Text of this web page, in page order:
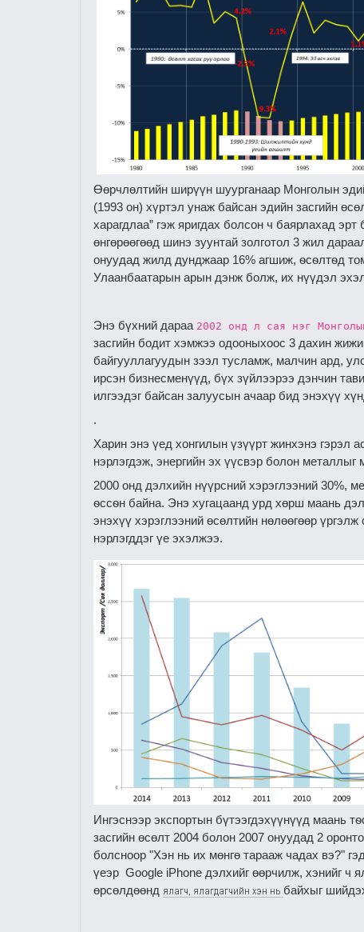
Өөрчлөлтийн ширүүн шуурганаар Монголын
(1993 он) хүртэл унаж байсан эдийн засгийн
харагдлаа” гэж яригдах болсон ч баярлахад
өнгөрөөгөөд шинэ зуунтай золготол 3 жил
онуудад жилд дунджаар 16% агшиж, ѳсѳлтѳд
Улаанбаатарын арын дэнж болж, их нүүдэл
Энэ бүхний дараа 2002 онд л сая нэг
засгийн бодит хэмжээ одооныхоос 3 дахин
байгууллагуудын зээл тусламж, малчин ард,
ирсэн бизнесменүүд, бүх зүйлээрээ дэнчин
илгээдэг байсан залуусын ачаар бид энэхүү
.
Харин энэ үед хонгилын үзүүрт жинхэнэ гэрэл
нэрлэгдэж, энергийн эх үүсвэр болон
2000 онд дэлхийн нүүрсний хэрэглээний 30%,
ѳссѳн байна. Энэ хугацаанд урд хөрш маань
энэхүү хэрэглээний өсөлтийн нөлөөгөөр
нэрлэгддэг үе эхэлжээ.
Ингэснээр экспортын бүтээгдэхүүнүүд маань
засгийн өсөлт 2004 болон 2007 онуудад 2
болсноор "Хэн нь их мөнгө тарааж чадах вэ?"
үеэр Google iPhone дэлхийг өөрчилж, хэнийг ч
өрсөлдөөнд ялагч, ялагдагчийн хэн нь байхыг